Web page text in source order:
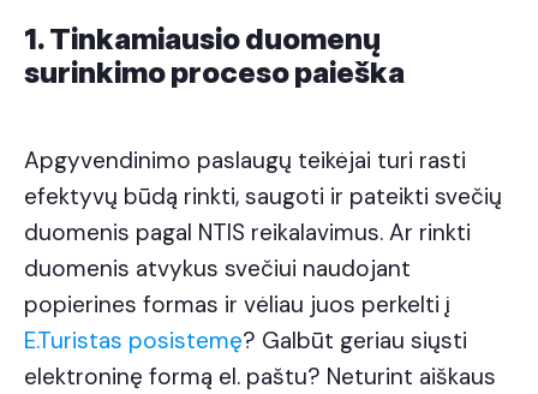
1. Tinkamiausio duomenų
surinkimo proceso paieška
Apgyvendinimo paslaugų teikėjai turi rasti
efektyvų būdą rinkti, saugoti ir pateikti svečių
duomenis pagal NTIS reikalavimus. Ar rinkti
duomenis atvykus svečiui naudojant
popierines formas ir vėliau juos perkelti į
E.Turistas posistemę? Galbūt geriau siųsti
elektroninę formą el. paštu? Neturint aiškaus